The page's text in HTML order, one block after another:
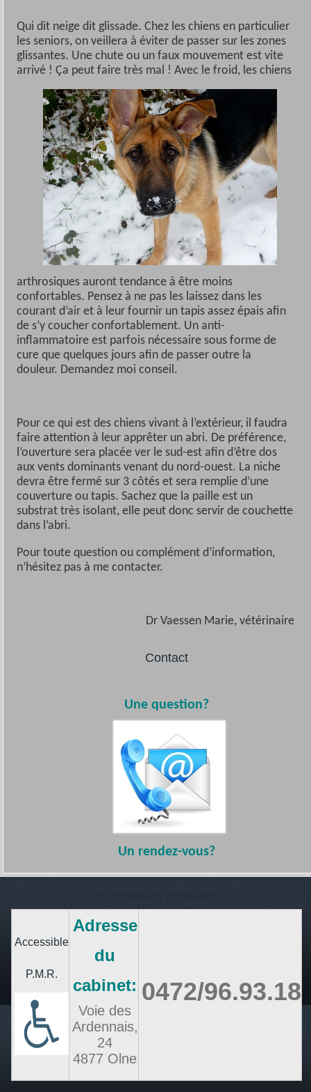
Qui dit neige dit glissade. Chez les chiens en particulier
les seniors, on veillera à éviter de passer sur les zones
glissantes. Une chute ou un faux mouvement est vite
arrivé ! Ça peut faire très mal ! Avec le froid, les chiens
arthrosiques auront tendance à être moins
confortables. Pensez à ne pas les laissez dans les
courant d’air et à leur fournir un tapis assez épais afin
de s’y coucher confortablement. Un anti-
inflammatoire est parfois nécessaire sous forme de
cure que quelques jours afin de passer outre la
douleur. Demandez moi conseil.
Pour ce qui est des chiens vivant à l’extérieur, il faudra
faire attention à leur apprêter un abri. De préférence,
l’ouverture sera placée ver le sud-est afin d’être dos
aux vents dominants venant du nord-ouest. La niche
devra être fermé sur 3 côtés et sera remplie d’une
couverture ou tapis. Sachez que la paille est un
substrat très isolant, elle peut donc servir de couchette
dans l’abri.
Pour toute question ou complément d’information,
n’hésitez pas à me contacter.
Dr Vaessen Marie, vétérinaire
Contact
Une question?
Un rendez-vous?
Accessible
P.M.R.
Adresse
du
cabinet:
Voie des
Ardennais,
24
4877 Olne
0472/96.93.18